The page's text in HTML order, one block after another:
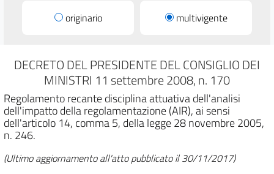
originario multivigente
DECRETO DEL PRESIDENTE DEL CONSIGLIO DEI
MINISTRI 11 settembre 2008, n. 170
Regolamento recante disciplina attuativa dell'analisi
dell'impatto della regolamentazione (AIR), ai sensi
dell'articolo 14, comma 5, della legge 28 novembre 2005,
n. 246.
(Ultimo aggiornamento all'atto pubblicato il 30/11/2017)